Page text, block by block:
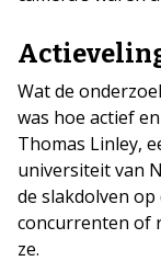
Wat de
was hoe actief
Thomas Linley,
universiteit van
de slakdolven
concurrenten of
ze.